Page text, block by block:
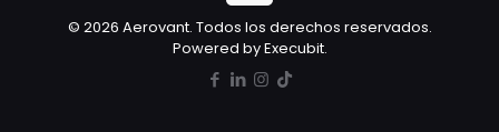
© 2026 Aerovant. Todos los derechos reservados.
Powered by Execubit.